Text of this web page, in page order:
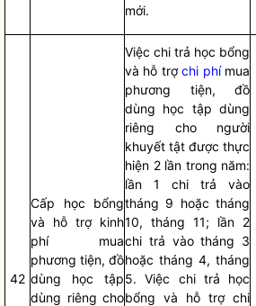
mới.
42
Cấp học bổng
và hỗ trợ kinh
phí mua
phương tiện, đồ
dùng học tập
dùng riêng cho
Việc chi trả học bổng
và hỗ trợchi phímua
phương tiện, đồ
dùng học tập dùng
riêng cho người
khuyết tật được thực
hiện 2 lần trong năm:
lần 1 chi trả vào
tháng 9 hoặc tháng
10, tháng 11; lần 2
chi trả vào tháng 3
hoặc tháng 4, tháng
5. Việc chi trả học
bổng và hỗ trợ chi